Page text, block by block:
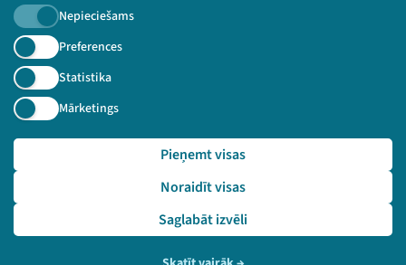
Nepieciešams
Preferences
Statistika
Mārketings
Saglabāt izvēli
Noraidīt visas
Pieņemt visas
Piesakies jaunumiem!
Nepalaid garām aktuālāko informāciju!
Pieteikties
🔗 https://festivalslampa.lv/lv/dalibnieki/1269